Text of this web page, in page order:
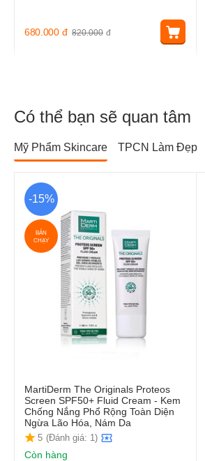
820.000 đ
680.000 đ
Có thể bạn sẽ quan tâm
Mỹ Phẩm Skincare TPCN Làm Đẹp
-15%
BÁN
CHẠY
MartiDerm The Originals Proteos
Screen SPF50+ Fluid Cream - Kem
Chống Nắng Phổ Rộng Toàn Diện
Ngừa Lão Hóa, Nám Da
5 (Đánh giá: 1)
Còn hàng